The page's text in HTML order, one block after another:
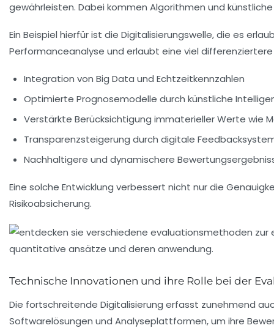
gewährleisten. Dabei kommen Algorithmen und
Ein Beispiel hierfür ist die Digitalisierungswelle, die es
Performanceanalyse und erlaubt eine viel
Integration von Big Data und Echtzeitkennzahlen
Optimierte Prognosemodelle durch künstliche
Verstärkte Berücksichtigung immaterieller Werte wie
Transparenzsteigerung durch digitale
Nachhaltigere und dynamischere
Eine solche Entwicklung verbessert nicht nur die
Risikoabsicherung.
Technische Innovationen und ihre Rolle bei der
Die fortschreitende Digitalisierung erfasst zunehmend
Softwarelösungen und Analyseplattformen, um ihre